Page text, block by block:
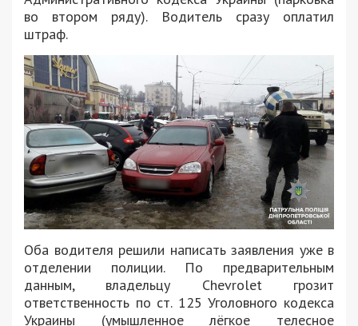
во втором ряду). Водитель сразу оплатил
штраф.
Оба водителя решили написать заявления уже в
отделении полиции. По предварительным
данным, владельцу Chevrolet грозит
ответственность по ст. 125 Уголовного кодекса
Украины (умышленное лёгкое телесное